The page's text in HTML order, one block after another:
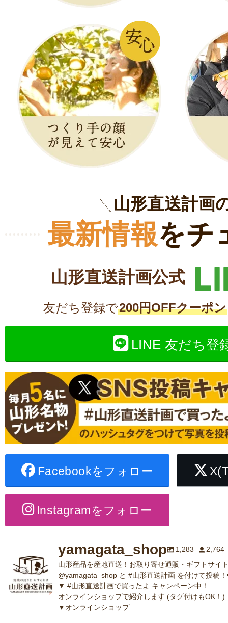
山形直送計画
最新情報をチ
山形直送計画公式
友だち登録で200円OFFクーポン
LINE 友だち登
Facebookをフォロー
Instagramをフォロー
yamagata_shop 1,283
2,764
山形産品を産地直送！お取り寄せ通販・ギフトサイ
@yamagata_shop と #山形直送計画 を付けて投稿
▼ #山形直送計画で買ったよ キャンペーン中！
オンラインショップで紹介します (タグ付けもOK！)
▼オンラインショップ